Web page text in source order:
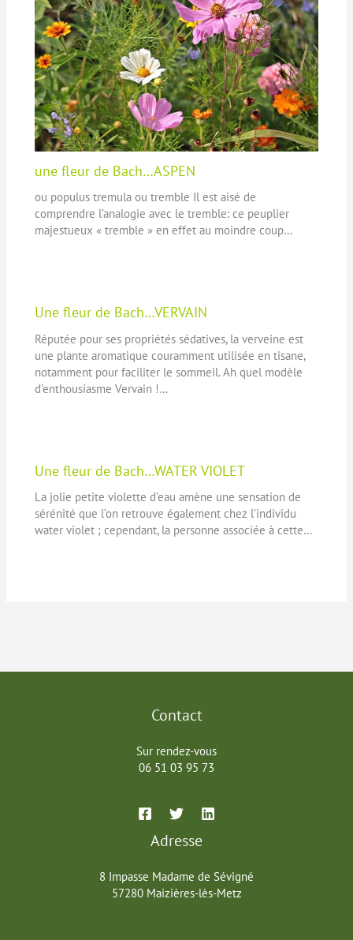
une fleur de Bach…ASPEN
ou populus tremula ou tremble Il est aisé de
comprendre l’analogie avec le tremble: ce peuplier
majestueux « tremble » en effet au moindre coup…
Une fleur de Bach…VERVAIN
Réputée pour ses propriétés sédatives, la verveine est
une plante aromatique couramment utilisée en tisane,
notamment pour faciliter le sommeil. Ah quel modèle
d’enthousiasme Vervain !…
Une fleur de Bach…WATER VIOLET
La jolie petite violette d’eau amène une sensation de
sérénité que l’on retrouve également chez l’individu
water violet ; cependant, la personne associée à cette…
Contact
Sur rendez-vous
06 51 03 95 73
Adresse
8 Impasse Madame de Sévigné
57280 Maizières-lès-Metz